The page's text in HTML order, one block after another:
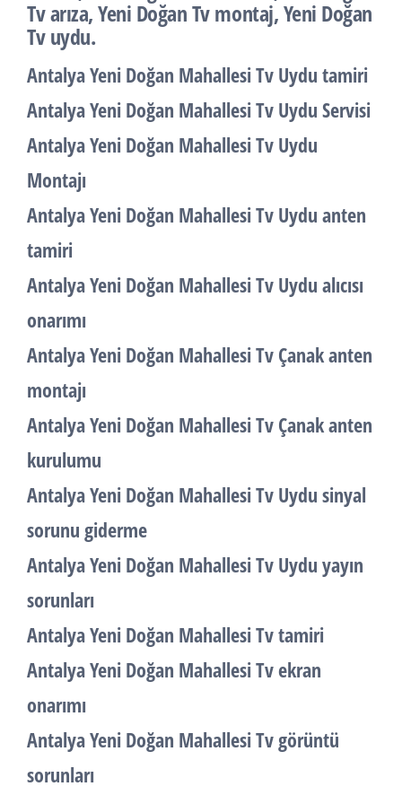
Tv arıza, Yeni Doğan Tv montaj, Yeni Doğan
Tv uydu.
Antalya Yeni Doğan Mahallesi Tv Uydu tamiri
Antalya Yeni Doğan Mahallesi Tv Uydu Servisi
Antalya Yeni Doğan Mahallesi Tv Uydu
Montajı
Antalya Yeni Doğan Mahallesi Tv Uydu anten
tamiri
Antalya Yeni Doğan Mahallesi Tv Uydu alıcısı
onarımı
Antalya Yeni Doğan Mahallesi Tv Çanak anten
montajı
Antalya Yeni Doğan Mahallesi Tv Çanak anten
kurulumu
Antalya Yeni Doğan Mahallesi Tv Uydu sinyal
sorunu giderme
Antalya Yeni Doğan Mahallesi Tv Uydu yayın
sorunları
Antalya Yeni Doğan Mahallesi Tv tamiri
Antalya Yeni Doğan Mahallesi Tv ekran
onarımı
Antalya Yeni Doğan Mahallesi Tv görüntü
sorunları